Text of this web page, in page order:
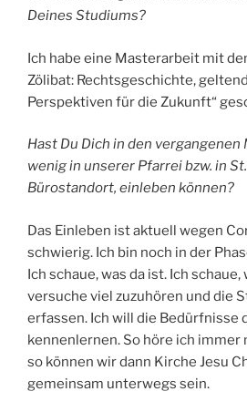
Deines Studiums?
Ich habe eine Masterarbeit mit
Zölibat: Rechtsgeschichte,
Perspektiven für die Zukunft“
Hast Du Dich in den vergangenen
wenig in unserer Pfarrei bzw. in
Bürostandort, einleben können?
Das Einleben ist aktuell wegen
schwierig. Ich bin noch in der
Ich schaue, was da ist. Ich schaue,
versuche viel zuzuhören und die
erfassen. Ich will die Bedürfnisse
kennenlernen. So höre ich immer
so können wir dann Kirche Jesu
gemeinsam unterwegs sein.